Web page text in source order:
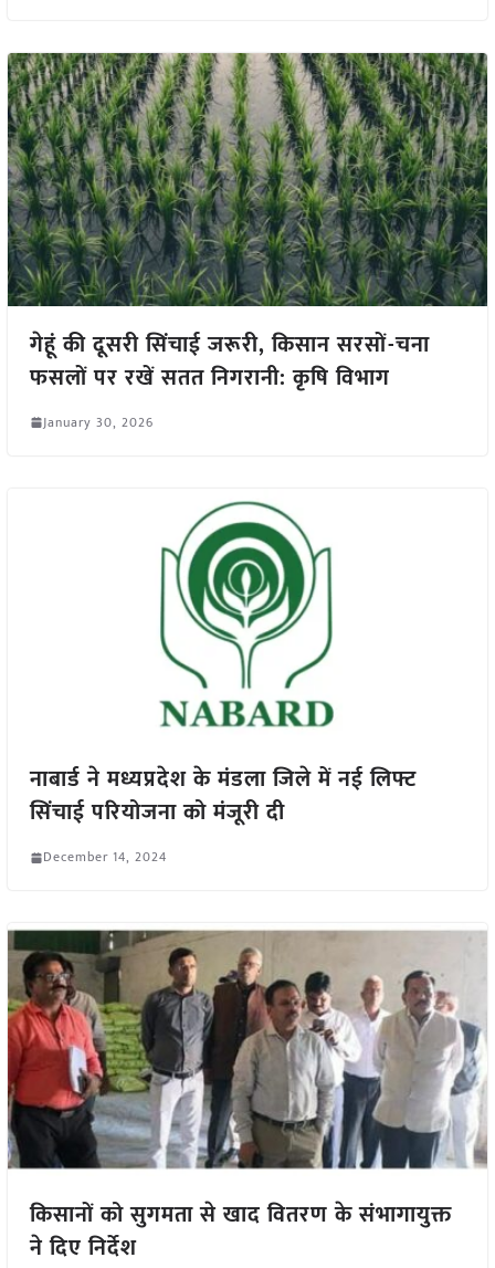
गेहूं की दूसरी सिंचाई जरूरी, किसान सरसों-चना
फसलों पर रखें सतत निगरानी: कृषि विभाग
January 30, 2026
नाबार्ड ने मध्यप्रदेश के मंडला जिले में नई लिफ्ट
सिंचाई परियोजना को मंजूरी दी
December 14, 2024
किसानों को सुगमता से खाद वितरण के संभागायुक्त
ने दिए निर्देश